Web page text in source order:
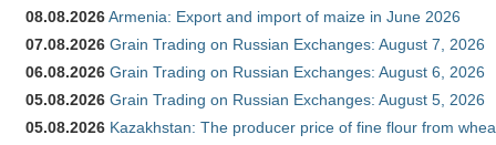
08.08.2026Armenia: Export and import of maize in June 2026
07.08.2026 Grain Trading on Russian Exchanges: August 7, 2026
06.08.2026 Grain Trading on Russian Exchanges: August 6, 2026
05.08.2026 Grain Trading on Russian Exchanges: August 5, 2026
05.08.2026 Kazakhstan: The producer price of fine flour from